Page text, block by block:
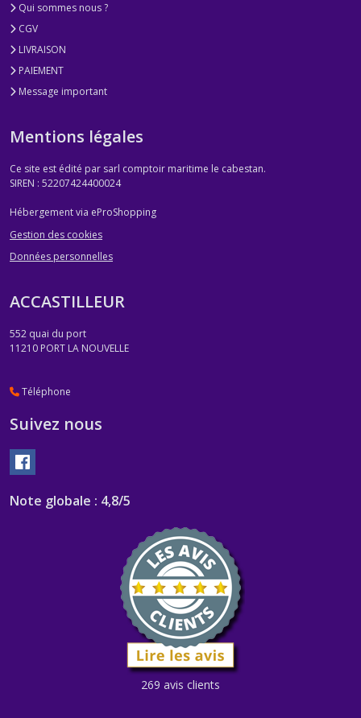
Qui sommes nous ?
CGV
LIVRAISON
PAIEMENT
Message important
Mentions légales
Ce site est édité par sarl comptoir maritime le cabestan.
SIREN : 52207424400024
Hébergement via eProShopping
Gestion des cookies
Données personnelles
ACCASTILLEUR
552 quai du port
11210 PORT LA NOUVELLE
Téléphone
Suivez nous
Note globale : 4,8/5
269 avis clients